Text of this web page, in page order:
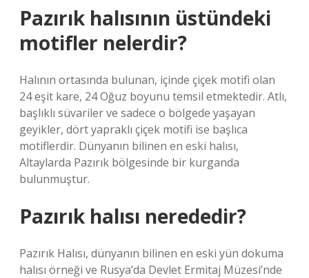
Pazırık halısının üstündeki
motifler nelerdir?
Halının ortasında bulunan, içinde çiçek motifi olan
24 eşit kare, 24 Oğuz boyunu temsil etmektedir. Atlı,
başlıklı süvariler ve sadece o bölgede yaşayan
geyikler, dört yapraklı çiçek motifi ise başlıca
motiflerdir. Dünyanın bilinen en eski halısı,
Altaylarda Pazırık bölgesinde bir kurganda
bulunmuştur.
Pazırık halısı nerededir?
Pazırık Halısı, dünyanın bilinen en eski yün dokuma
halısı örneği ve Rusya’da Devlet Ermitaj Müzesi’nde